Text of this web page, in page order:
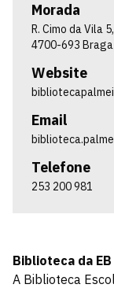
Morada
R. Cimo da Vila 5,
4700-693 Braga
Website
Email
Telefone
253 200 981
Biblioteca da
A Biblioteca